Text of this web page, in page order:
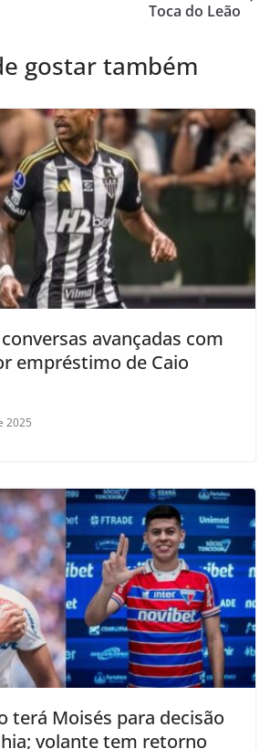
Toca do Leão
gostar também
avançadas com
empréstimo de Caio
2025
terá Moisés para decisão
volante tem retorno